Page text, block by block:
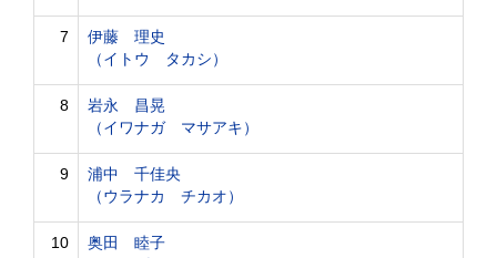
7
伊藤 理史
（イトウ タカシ）
8
岩永 昌晃
（イワナガ マサアキ）
9
浦中 千佳央
（ウラナカ チカオ）
10
奥田 睦子